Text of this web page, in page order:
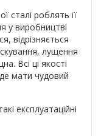
сталі роблять її
у виробництві
відрізняється
лущення
Всі ці якості
мати чудовий
експлуатаційні